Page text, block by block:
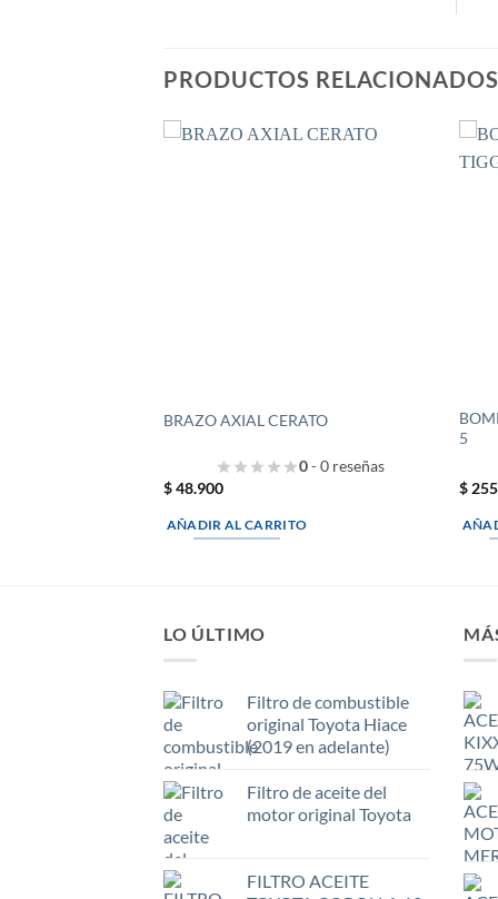
PRODUCTOS RELACIONADOS
BRAZO AXIAL CERATO
0- 0 reseñas
$48.900
AÑADIR AL CARRITO
5
$
LO ÚLTIMO
Filtro de combustible
original Toyota Hiace
(2019 en adelante)
Filtro de aceite del
motor original Toyota
FILTRO ACEITE